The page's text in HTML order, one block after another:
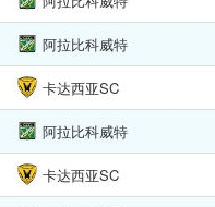
阿拉比科威特
卡达西亚SC
阿拉比科威特
卡达西亚SC